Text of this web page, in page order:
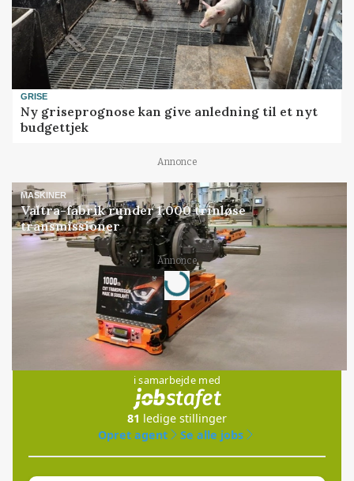
GRISE
Ny griseprognose kan give anledning til et nyt
budgettjek
Annonce
MASKINER
Valtra-fabrik runder 1.000 trinløse
transmissioner
Annonce
Loading...
Jobs
i samarbejde med
81 ledige stillinger
Opret agent
Se alle jobs